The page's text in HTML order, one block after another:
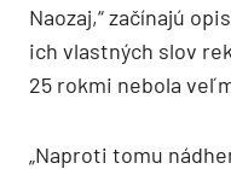
Naozaj,“ začínajú
ich vlastných slov
25 rokmi nebola
„Naproti tomu